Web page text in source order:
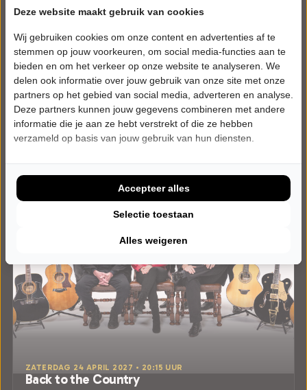
ZATERDAG 24 APRIL 2027 • 20:15 UUR
Back to the Country
Deze website maakt gebruik van cookies
Wij gebruiken cookies om onze content en advertenties af te
stemmen op jouw voorkeuren, om social media-functies aan te
bieden en om het verkeer op onze website te analyseren. We
delen ook informatie over jouw gebruik van onze site met onze
partners op het gebied van social media, adverteren en analyse.
Deze partners kunnen jouw gegevens combineren met andere
informatie die je aan ze hebt verstrekt of die ze hebben
verzameld op basis van jouw gebruik van hun diensten.
Alles weigeren
Selectie toestaan
Accepteer alles